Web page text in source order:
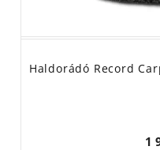
Haldorádó Record
1